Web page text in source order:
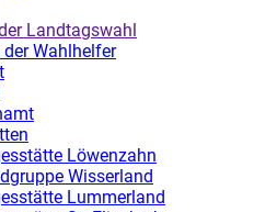
Landtagswahl
Wahlhelfer
Löwenzahn
Wisserland
Lummerland